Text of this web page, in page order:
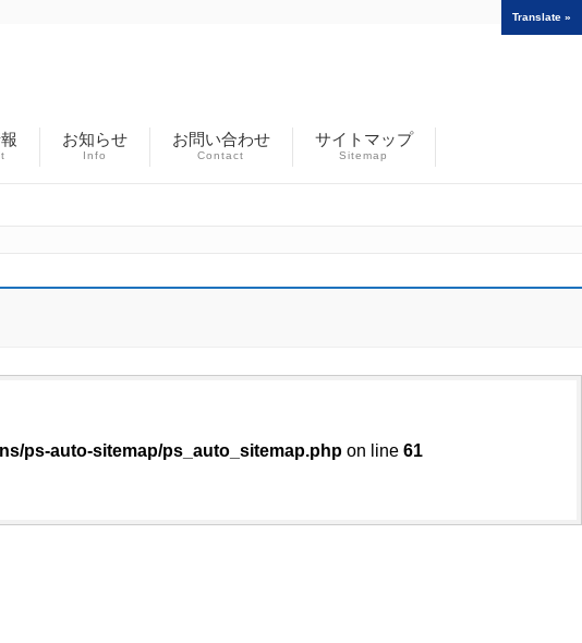
お知らせ
Info
お問い合わせ
Contact
サイトマップ
Sitemap
ps-auto-sitemap/ps_auto_sitemap.php on line 61
Translate »